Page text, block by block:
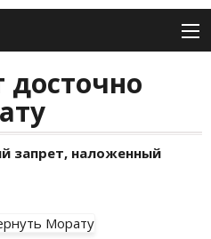
запрет, наложенный